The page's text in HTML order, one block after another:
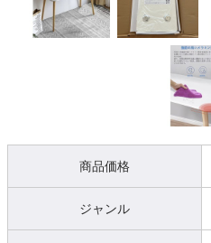
商品価格
ジャンル